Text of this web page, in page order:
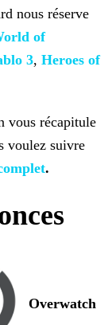
nous réserve
of
3, Heroes of
vous récapitule
voulez suivre
.
Overwatch